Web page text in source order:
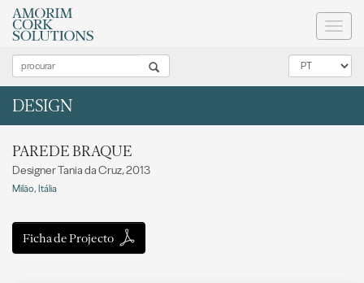
DESIGN
PAREDE BRAQUE
Designer Tania da Cruz, 2013
Milão, Itália
Ficha de Projecto